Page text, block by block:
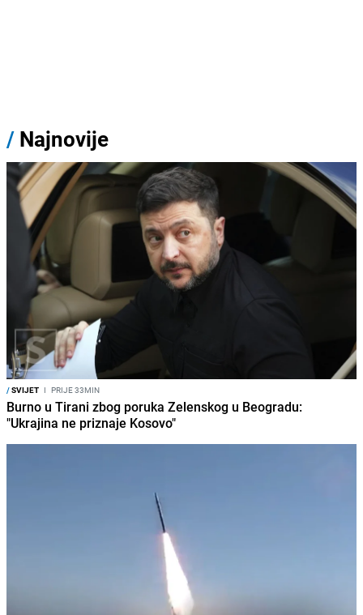
/ Najnovije
/SVIJET I PRIJE 33MIN
Burno u Tirani zbog poruka Zelenskog u Beogradu:
"Ukrajina ne priznaje Kosovo"